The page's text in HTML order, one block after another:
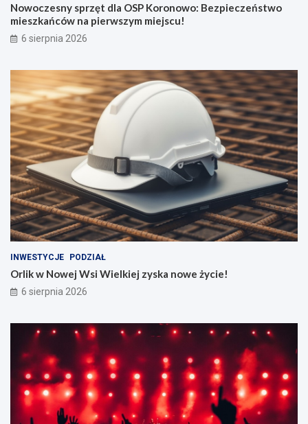
Nowoczesny sprzęt dla OSP Koronowo: Bezpieczeństwo
mieszkańców na pierwszym miejscu!
6 sierpnia 2026
INWESTYCJE PODZIAŁ
Orlik w Nowej Wsi Wielkiej zyska nowe życie!
6 sierpnia 2026